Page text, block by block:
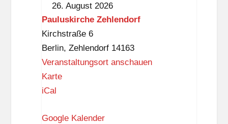
i
t
z
26. August 2026
Pauluskirche Zehlendorf
Kirchstraße 6
Berlin, Zehlendorf 14163
Veranstaltungsort anschauen
KarteP
l
iCal
Google Kalender